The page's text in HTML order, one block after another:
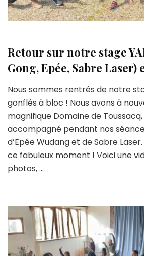
Retour sur notre stage
Gong, Epée, Sabre Laser)
Nous sommes rentrés de notre
gonflés à bloc ! Nous avons à
magnifique Domaine de
accompagné pendant nos
d’Epée Wudang et de Sabre
ce fabuleux moment ! Voici une
photos, …